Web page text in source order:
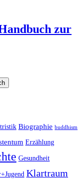
zur
Biographie buddhism
Erzählung
Gesundheit
Klartraum